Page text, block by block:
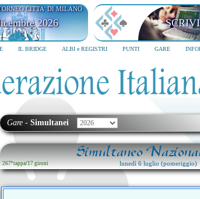
CITTA' DI MILANO
2026
IL BRIDGE ALBI e REGISTRI PUNTI GARE
Gare - Simultanei
Simultaneo
267ª tappa/17 gironi lunedì 6 luglio (pomeriggio)